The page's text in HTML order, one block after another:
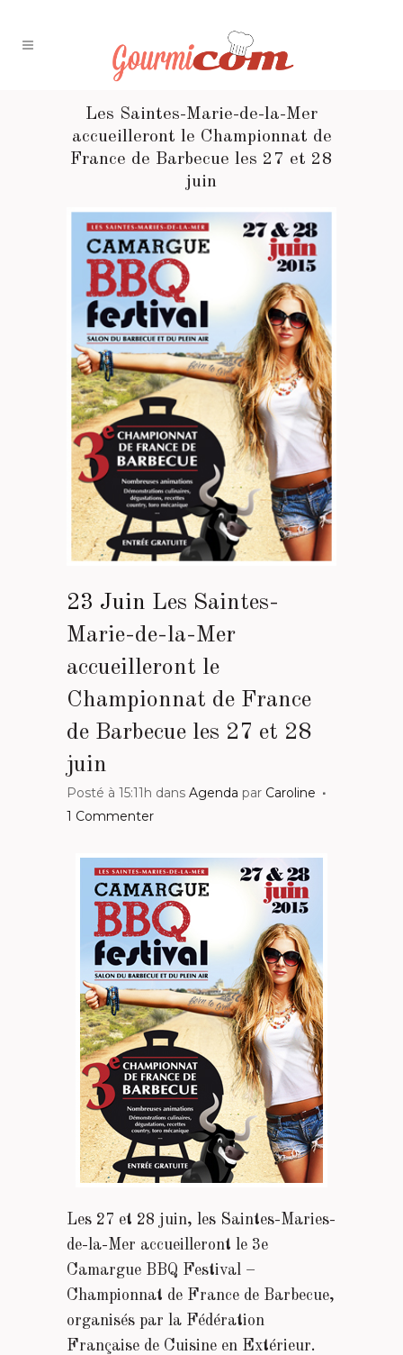
Les Saintes-Marie-de-la-Mer
accueilleront le Championnat de
France de Barbecue les 27 et 28
juin
23 Juin Les Saintes-
Marie-de-la-Mer
accueilleront le
Championnat de France
de Barbecue les 27 et 28
juin
Posté à 15:11h dans Agenda par Caroline
1 Commenter
Les 27 et 28 juin, les Saintes-Maries-
de-la-Mer accueilleront le 3e
Camargue BBQ Festival –
Championnat de France de Barbecue,
organisés par la Fédération
Française de Cuisine en Extérieur.